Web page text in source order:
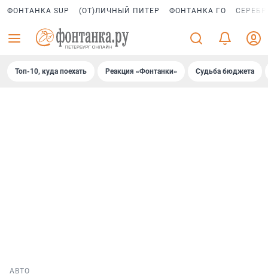
ФОНТАНКА SUP (ОТ)ЛИЧНЫЙ ПИТЕР ФОНТАНКА ГО
Топ-10, куда поехать Реакция «Фонтанки» Судьба бюджета
АВТО